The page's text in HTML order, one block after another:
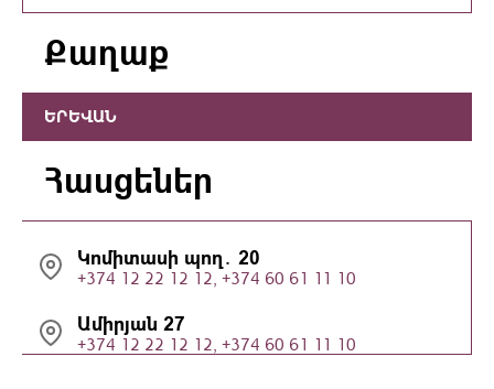
Քաղաք
ԵՐԵՎԱՆ
Հասցեներ
Կոմիտասի պող․ 20
+374 12 22 12 12, +374 60 61 11 10
Ամիրյան 27
+374 12 22 12 12, +374 60 61 11 10